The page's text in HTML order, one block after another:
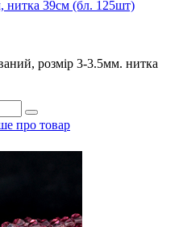
нитка 39см (бл. 125шт)
розмір 3-3.5мм. нитка
про товар